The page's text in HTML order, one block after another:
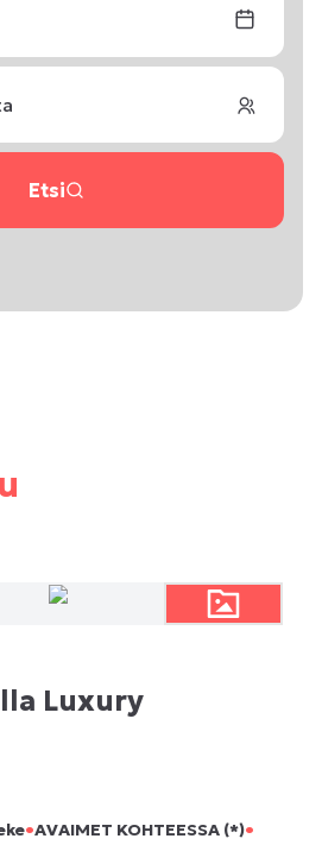
Etsi
Luxury
•AVAIMET KOHTEESSA (*)•